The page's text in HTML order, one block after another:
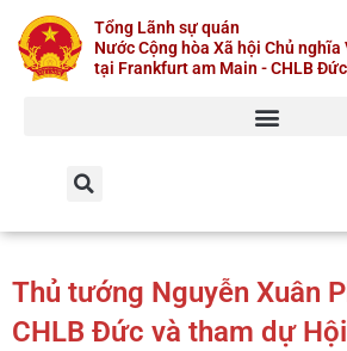
content
Tổng Lãnh sự quán
Nước Cộng hòa Xã hội Chủ nghĩa
tại Frankfurt am Main - CHLB Đức
Thủ tướng Nguyễn Xuân
CHLB Đức và tham dự